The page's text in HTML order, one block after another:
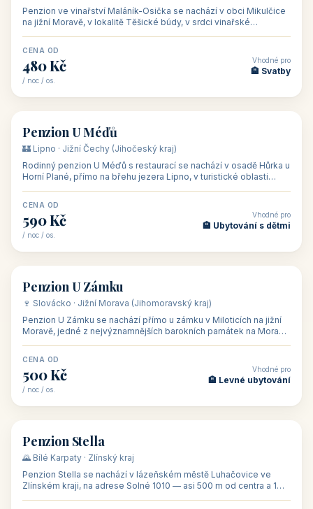
Penzion ve vinařství Maláník-Osička se nachází v obci Mikulčice
na jižní Moravě, v lokalitě Těšické búdy, v srdci vinařské
CENA OD
480 Kč
/ noc / os.
Vhodné pro
🏨 Svatby
🏡 penzion
Penzion U Méďů
🏰 Lipno · Jižní Čechy (Jihočeský kraj)
Rodinný penzion U Méďů s restaurací se nachází v osadě Hůrka u
Horní Plané, přímo na břehu jezera Lipno, v turistické oblasti
CENA OD
590 Kč
/ noc / os.
Vhodné pro
🏨 Ubytování s dětmi
🏡 penzion
Penzion U Zámku
🍷 Slovácko · Jižní Morava (Jihomoravský kraj)
Penzion U Zámku se nachází přímo u zámku v Miloticích na jižní
Moravě, jedné z nejvýznamnějších barokních památek na Moravě,
CENA OD
500 Kč
/ noc / os.
Vhodné pro
🏨 Levné ubytování
🏡 penzion
Penzion Stella
🌄 Bílé Karpaty · Zlínský kraj
Penzion Stella se nachází v lázeňském městě Luhačovice ve
Zlínském kraji, na adrese Solné 1010 — asi 500 m od centra a 1